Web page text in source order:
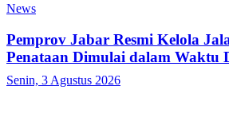
News
Pemprov Jabar Resmi Kelola
Penataan Dimulai dalam Waktu
Senin, 3 Agustus 2026